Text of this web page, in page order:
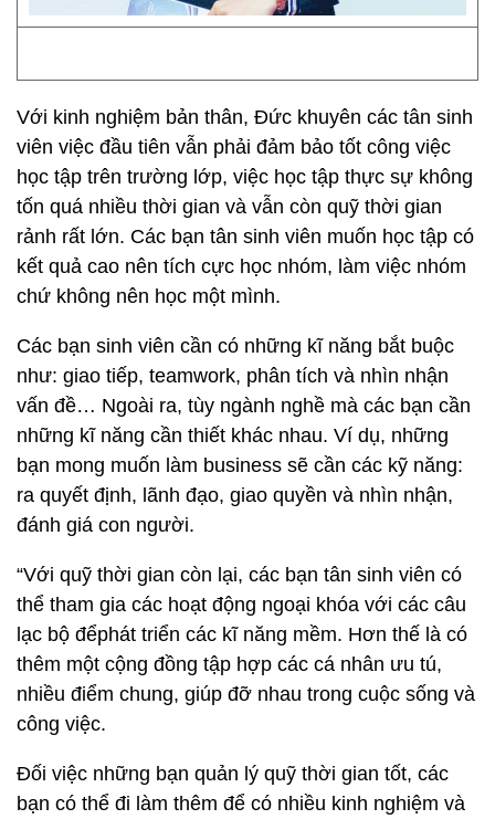
Với kinh nghiệm bản thân, Đức khuyên các tân sinh
viên việc đầu tiên vẫn phải đảm bảo tốt công việc
học tập trên trường lớp, việc học tập thực sự không
tốn quá nhiều thời gian và vẫn còn quỹ thời gian
rảnh rất lớn. Các bạn tân sinh viên muốn học tập có
kết quả cao nên tích cực học nhóm, làm việc nhóm
chứ không nên học một mình.
Các bạn sinh viên cần có những kĩ năng bắt buộc
như: giao tiếp, teamwork, phân tích và nhìn nhận
vấn đề… Ngoài ra, tùy ngành nghề mà các bạn cần
những kĩ năng cần thiết khác nhau. Ví dụ, những
bạn mong muốn làm business sẽ cần các kỹ năng:
ra quyết định, lãnh đạo, giao quyền và nhìn nhận,
đánh giá con người.
“Với quỹ thời gian còn lại, các bạn tân sinh viên có
thể tham gia các hoạt động ngoại khóa với các câu
lạc bộ đểphát triển các kĩ năng mềm. Hơn thế là có
thêm một cộng đồng tập hợp các cá nhân ưu tú,
nhiều điểm chung, giúp đỡ nhau trong cuộc sống và
công việc.
Đối việc những bạn quản lý quỹ thời gian tốt, các
bạn có thể đi làm thêm để có nhiều kinh nghiệm và